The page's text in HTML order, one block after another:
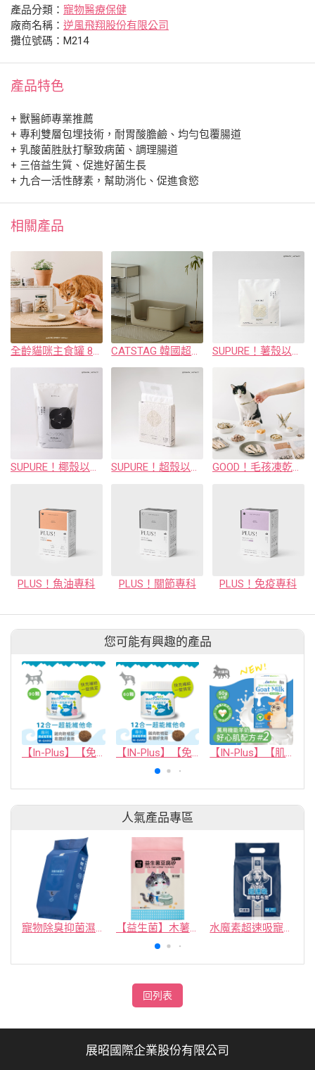
產品分類： 寵物醫療保健
廠商名稱： 逆風飛翔股份有限公司
攤位號碼：M214
產品特色
+ 獸醫師專業推薦
+ 專利雙層包埋技術，耐胃酸膽鹼、均勻包覆腸道
+ 乳酸菌胜肽打擊致病菌、調理腸道
+ 三倍益生質、促進好菌生長
+ 九合一活性酵素，幫助消化、促進食慾
相關產品
全齡貓咪主食罐 80g （首創公開20營養檢驗） CATSTAG 韓國超大貓砂盆 SUPURE！薯殼以不黏木薯砂
SUPURE！椰殼以無塵礦砂 SUPURE！超殼以條型豆腐砂 GOOD！毛孩凍乾小零嘴（10 種口味）
PLUS！魚油專科 PLUS！關節專科 PLUS！免疫專科
您可能有興趣的產品
【In-Plus】【免疫保健】貓用12合1超能維他命 【IN-Plus】【免疫保健】犬用12合1超能維他命 60顆(狗保健品)(軟錠型) 【IN-Plus】【肌力保健】萬用機能羊奶 #2 好心肌配方 (50克x4包)(犬貓保健品)
人氣產品專區
寵物除臭抑菌濕紙巾／30抽／無味【4包100】 【益生菌】木薯豆腐砂/豆腐砂 (1包最低$119起)抽貓砂機 水魔素超速吸寵物尿布墊買1送1
回列表
展昭國際企業股份有限公司